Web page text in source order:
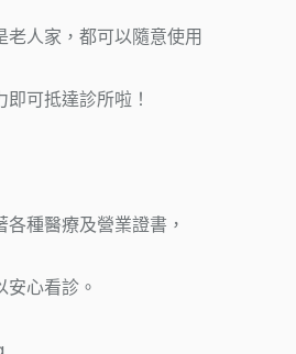
老人家，都可以隨意使用
可抵達診所啦！
各種醫療及營業證書，
心看診。